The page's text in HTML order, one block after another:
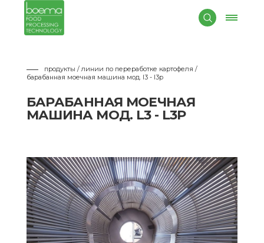
продукты / линии по переработке картофеля /
барабанная моечная машина мод. l3 - l3p
БАРАБАННАЯ МОЕЧНАЯ
МАШИНА МОД. L3 - L3P